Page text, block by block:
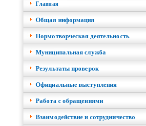
Главная
Общая информация
Нормотворческая деятельность
Муниципальная служба
Результаты проверок
Официальные выступления
Работа с обращениями
Взаимодействие и сотрудничество